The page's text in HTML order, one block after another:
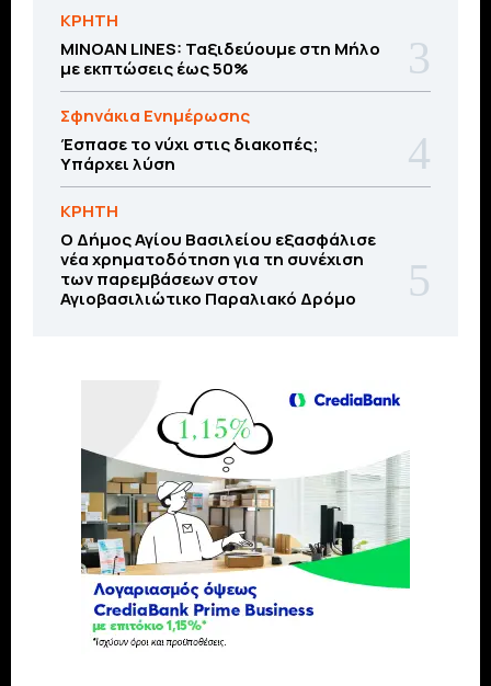
ΚΡΗΤΗ
MINOAN LINES: Ταξιδεύουμε στη Μήλο
με εκπτώσεις έως 50%
Σφηνάκια Ενημέρωσης
Έσπασε το νύχι στις διακοπές;
Υπάρχει λύση
ΚΡΗΤΗ
O Δήμος Αγίου Βασιλείου εξασφάλισε
νέα χρηματοδότηση για τη συνέχιση
των παρεμβάσεων στον
Αγιοβασιλιώτικο Παραλιακό Δρόμο